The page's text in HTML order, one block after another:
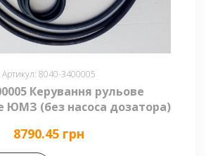
Артикул: 8040-3400005
Керування рульове
ЮМЗ (без насоса дозатора)
8790.45 грн